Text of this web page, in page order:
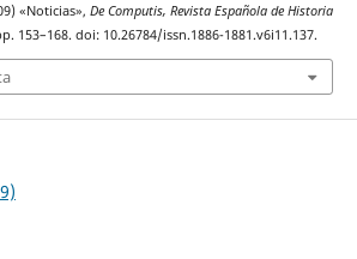
«Noticias», De Computis, Revista Española de Historia
153–168. doi: 10.26784/issn.1886-1881.v6i11.137.